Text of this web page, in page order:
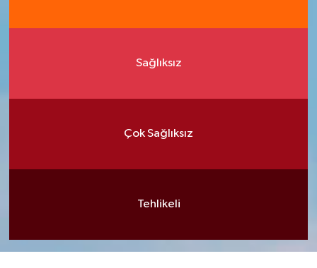
Sağlıksız
Çok Sağlıksız
Tehlikeli